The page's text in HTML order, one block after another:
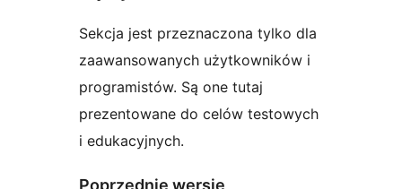
Sekcja jest przeznaczona tylko dla
zaawansowanych użytkowników i
programistów. Są one tutaj
prezentowane do celów testowych
i edukacyjnych.
Poprzednie wersje